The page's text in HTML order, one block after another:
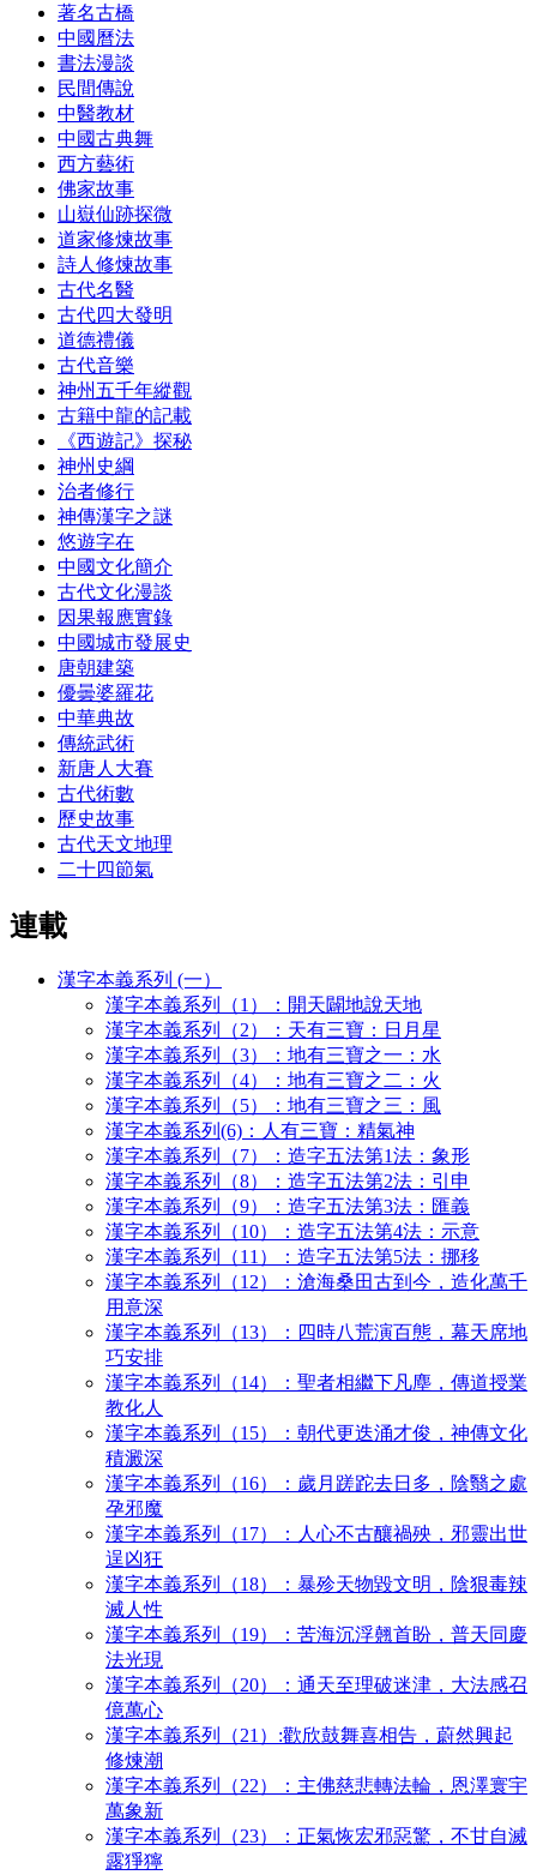
著名古橋
中國曆法
書法漫談
民間傳說
中醫教材
中國古典舞
西方藝術
佛家故事
山嶽仙跡探微
道家修煉故事
詩人修煉故事
古代名醫
古代四大發明
道德禮儀
古代音樂
神州五千年縱觀
古籍中龍的記載
《西遊記》探秘
神州史綱
治者修行
神傳漢字之謎
悠遊字在
中國文化簡介
古代文化漫談
因果報應實錄
中國城市發展史
唐朝建築
優曇婆羅花
中華典故
傳統武術
新唐人大賽
古代術數
歷史故事
古代天文地理
二十四節氣
連載
漢字本義系列 (一）
漢字本義系列（1）：開天闢地說天地
漢字本義系列（2）：天有三寶：日月星
漢字本義系列（3）：地有三寶之一：水
漢字本義系列（4）：地有三寶之二：火
漢字本義系列（5）：地有三寶之三：風
漢字本義系列(6)：人有三寶：精氣神
漢字本義系列（7）：造字五法第1法：象形
漢字本義系列（8）：造字五法第2法：引申
漢字本義系列（9）：造字五法第3法：匯義
漢字本義系列（10）：造字五法第4法：示意
漢字本義系列（11）：造字五法第5法：挪移
漢字本義系列（12）：滄海桑田古到今，造化萬千
用意深
漢字本義系列（13）：四時八荒演百態，幕天席地
巧安排
漢字本義系列（14）：聖者相繼下凡塵，傳道授業
教化人
漢字本義系列（15）：朝代更迭涌才俊，神傳文化
積澱深
漢字本義系列（16）：歲月蹉跎去日多，陰翳之處
孕邪魔
漢字本義系列（17）：人心不古釀禍殃，邪靈出世
逞凶狂
漢字本義系列（18）：暴殄天物毀文明，陰狠毒辣
滅人性
漢字本義系列（19）：苦海沉浮翹首盼，普天同慶
法光現
漢字本義系列（20）：通天至理破迷津，大法感召
億萬心
漢字本義系列（21）:歡欣鼓舞喜相告，蔚然興起
修煉潮
漢字本義系列（22）：主佛慈悲轉法輪，恩澤寰宇
萬象新
漢字本義系列（23）：正氣恢宏邪惡驚，不甘自滅
露猙獰